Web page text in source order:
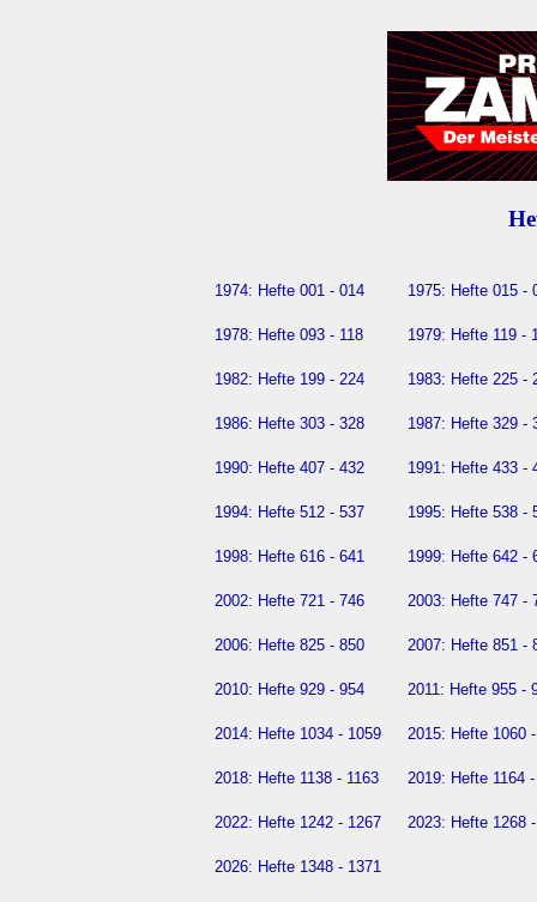
1974: Hefte 001 - 014 1975: Hefte 015 -
1978: Hefte 093 - 118 1979: Hefte 119 -
1982: Hefte 199 - 224 1983: Hefte 225 -
1986: Hefte 303 - 328 1987: Hefte 329 -
1990: Hefte 407 - 432 1991: Hefte 433 -
1994: Hefte 512 - 537 1995: Hefte 538 -
1998: Hefte 616 - 641 1999: Hefte 642 -
2002: Hefte 721 - 746 2003: Hefte 747 -
2006: Hefte 825 - 850 2007: Hefte 851 -
2010: Hefte 929 - 954 2011: Hefte 955 -
2014: Hefte 1034 - 1059 2015: Hefte 1060
2018: Hefte 1138 - 1163 2019: Hefte 1164
2022: Hefte 1242 - 1267 2023: Hefte 1268
2026: Hefte 1348 - 1371